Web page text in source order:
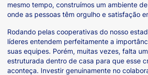
mesmo tempo, construímos um ambiente
onde as pessoas têm orgulho e satisfação
Rodando pelas cooperativas do nosso
líderes entendem perfeitamente a
suas equipes. Porém, muitas vezes, falta
estruturada dentro de casa para que esse
aconteça. Investir genuinamente no